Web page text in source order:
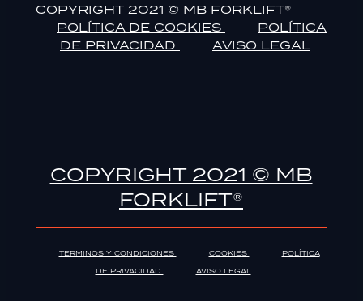
COPYRIGHT 2021 © MB FORKLIFT®
POLÍTICA DE COOKIES
POLÍTICA
DE PRIVACIDAD
AVISO LEGAL
COPYRIGHT 2021 © MB
FORKLIFT®
TERMINOS Y CONDICIONES COOKIES
POLÍTICA
DE PRIVACIDAD
AVISO LEGAL